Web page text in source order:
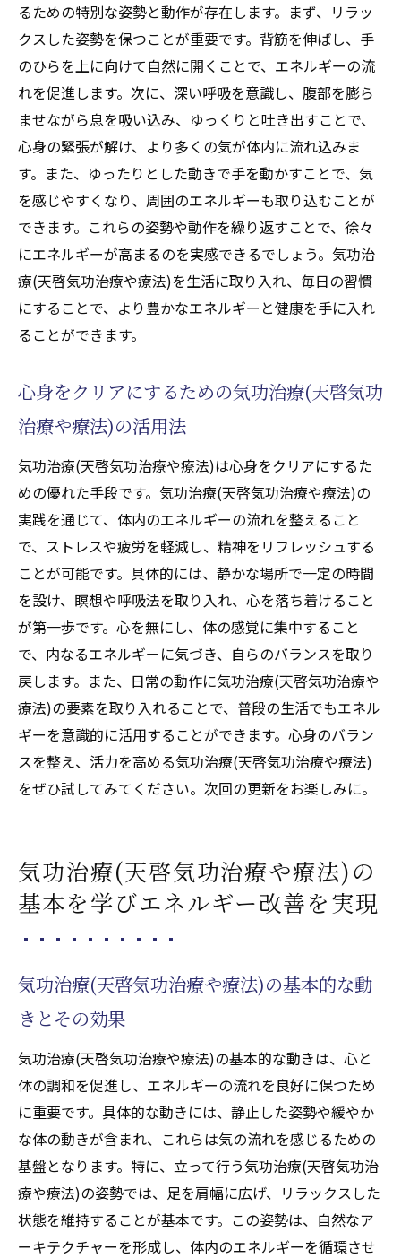
るための特別な姿勢と動作が存在します。まず、リラッ
クスした姿勢を保つことが重要です。背筋を伸ばし、手
のひらを上に向けて自然に開くことで、エネルギーの流
れを促進します。次に、深い呼吸を意識し、腹部を膨ら
ませながら息を吸い込み、ゆっくりと吐き出すことで、
心身の緊張が解け、より多くの気が体内に流れ込みま
す。また、ゆったりとした動きで手を動かすことで、気
を感じやすくなり、周囲のエネルギーも取り込むことが
できます。これらの姿勢や動作を繰り返すことで、徐々
にエネルギーが高まるのを実感できるでしょう。気功治
療(天啓気功治療や療法)を生活に取り入れ、毎日の習慣
にすることで、より豊かなエネルギーと健康を手に入れ
ることができます。
心身をクリアにするための気功治療(天啓気功
治療や療法)の活用法
気功治療(天啓気功治療や療法)は心身をクリアにするた
めの優れた手段です。気功治療(天啓気功治療や療法)の
実践を通じて、体内のエネルギーの流れを整えること
で、ストレスや疲労を軽減し、精神をリフレッシュする
ことが可能です。具体的には、静かな場所で一定の時間
を設け、瞑想や呼吸法を取り入れ、心を落ち着けること
が第一歩です。心を無にし、体の感覚に集中すること
で、内なるエネルギーに気づき、自らのバランスを取り
戻します。また、日常の動作に気功治療(天啓気功治療や
療法)の要素を取り入れることで、普段の生活でもエネル
ギーを意識的に活用することができます。心身のバラン
スを整え、活力を高める気功治療(天啓気功治療や療法)
をぜひ試してみてください。次回の更新をお楽しみに。
気功治療(天啓気功治療や療法)の
基本を学びエネルギー改善を実現
気功治療(天啓気功治療や療法)の基本的な動
きとその効果
気功治療(天啓気功治療や療法)の基本的な動きは、心と
体の調和を促進し、エネルギーの流れを良好に保つため
に重要です。具体的な動きには、静止した姿勢や緩やか
な体の動きが含まれ、これらは気の流れを感じるための
基盤となります。特に、立って行う気功治療(天啓気功治
療や療法)の姿勢では、足を肩幅に広げ、リラックスした
状態を維持することが基本です。この姿勢は、自然なア
ーキテクチャーを形成し、体内のエネルギーを循環させ